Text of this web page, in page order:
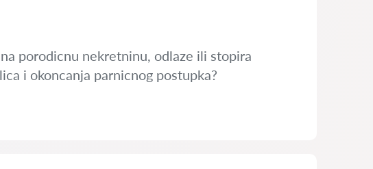
porodicnu nekretninu, odlaze ili stopira
i okoncanja parnicnog postupka?